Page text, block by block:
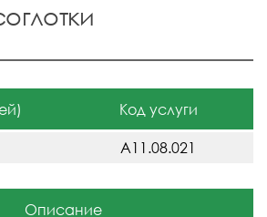
Код услуги
A11.08.021
Описание